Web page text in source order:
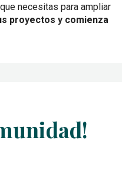
necesitas para ampliar
proyectos y comienza